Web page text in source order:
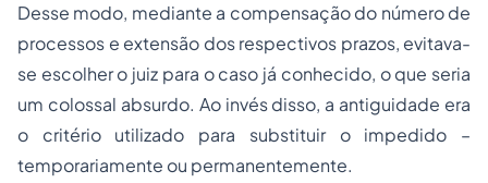
Desse modo, mediante a compensação do número de
processos e extensão dos respectivos prazos, evitava-
se escolher o juiz para o caso já conhecido, o que seria
um colossal absurdo. Ao invés disso, a antiguidade era
o critério utilizado para substituir o impedido –
temporariamente ou permanentemente.